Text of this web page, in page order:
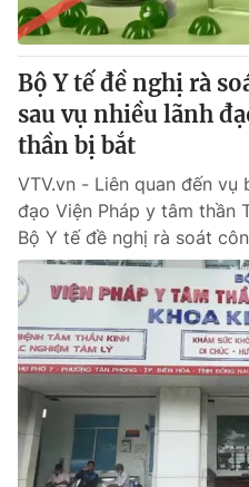
VTV4
VTV9
Liên hệ tòa soạn
THỜI BÁO VTV
Theo dõi báo trên
Cơ quan chủ quản:Đài Truyền
Cơ quan báo chí:Thời báo VTV
Giấy phép hoạt động báo in
Bộ Y tế đề nghị rà
sau vụ nhiều lãnh
thần bị bắt
VTV.vn - Liên quan đến
đạo Viện Pháp y tâm thần
Bộ Y tế đề nghị rà soát